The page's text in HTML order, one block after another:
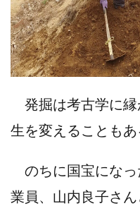
発掘は考古学に縁
生を変えることもあ
のちに国宝になっ
業員、山内良子さ